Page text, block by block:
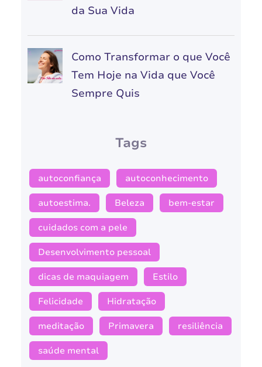
da Sua Vida
Como Transformar o que Você
Tem Hoje na Vida que Você
Sempre Quis
Tags
autoconfiança autoconhecimento
autoestima. Beleza bem-estar
cuidados com a pele
Desenvolvimento pessoal
dicas de maquiagem Estilo
Felicidade Hidratação
meditação Primavera resiliência
saúde mental